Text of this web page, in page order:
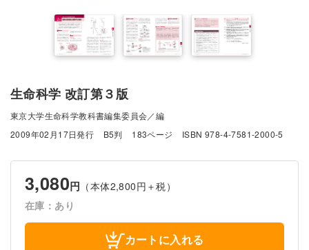
生命科学 改訂第３版
東京大学生命科学教科書編集委員会／編
2009年02月17日発行
B5判 183ページ ISBN 978-4-7581-2000-5
3,080円 （本体2,800円＋税）
在庫：あり
カートに入れる